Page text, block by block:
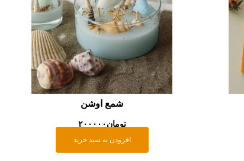
شمع اوشن
تومان۲۰۰۰۰۰
افزودن به سبد خرید